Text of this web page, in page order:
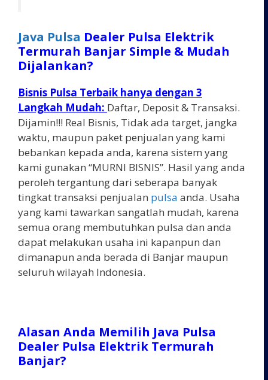
Java Pulsa Dealer Pulsa Elektrik
Termurah Banjar Simple & Mudah
Dijalankan?
Bisnis Pulsa Terbaik hanya dengan 3
Langkah Mudah: Daftar, Deposit & Transaksi.
Dijamin!!! Real Bisnis, Tidak ada target, jangka
waktu, maupun paket penjualan yang kami
bebankan kepada anda, karena sistem yang
kami gunakan “MURNI BISNIS”. Hasil yang anda
peroleh tergantung dari seberapa banyak
tingkat transaksi penjualan pulsa anda. Usaha
yang kami tawarkan sangatlah mudah, karena
semua orang membutuhkan pulsa dan anda
dapat melakukan usaha ini kapanpun dan
dimanapun anda berada di Banjar maupun
seluruh wilayah Indonesia.
Alasan Anda Memilih Java Pulsa
Dealer Pulsa Elektrik Termurah
Banjar?